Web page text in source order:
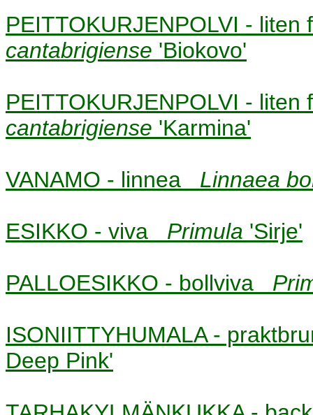
PEITTOKURJENPOLVI -
cantabrigiense 'Biokovo'
PEITTOKURJENPOLVI -
cantabrigiense 'Karmina'
VANAMO - linnea Linnaea
ESIKKO - viva Primula 'Sirje'
PALLOESIKKO - bollviva
ISONIITTYHUMALA -
Deep Pink'